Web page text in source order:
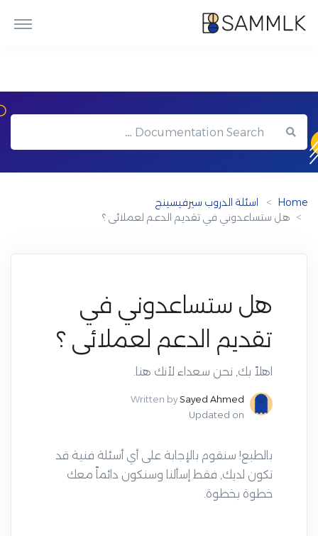
Home
اسئلة الدروب سيرفيسينج
هل ستساعدوني في تقديم الدعم لعملائى ؟
هل ستساعدوني في
تقديم الدعم لعملائى ؟
اهلاً بك, نحن سعداء لأنك هنا.
Written bySayed Ahmed
Updated on
بالطبع! سنقوم بالإجابة على أي أسئلة فنية قد
تكون لديك, فقط إسألنا وسنكون دائماً معك
خطوة بخطوة.